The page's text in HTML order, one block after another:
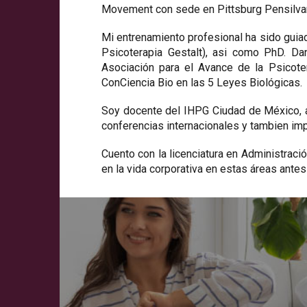
Movement con sede en Pittsburg
Mi entrenamiento profesional ha sido
Psicoterapia Gestalt), asi como PhD.
Asociación para el Avance de la
ConCiencia Bio en las 5 Leyes Biológicas.
Soy docente del IHPG Ciudad de
conferencias internacionales y tambien
Cuento con la licenciatura en
en la vida corporativa en estas áreas